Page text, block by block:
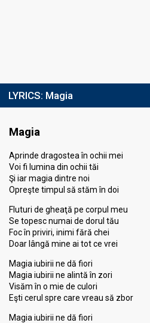
LYRICS: Magia
Magia
Aprinde dragostea în ochii mei
Voi fi lumina din ochii tăi
Şi iar magia dintre noi
Opreşte timpul să stăm în doi
Fluturi de gheaţă pe corpul meu
Se topesc numai de dorul tău
Foc în priviri, inimi fără chei
Doar lângă mine ai tot ce vrei
Magia iubirii ne dă fiori
Magia iubirii ne alintă în zori
Visăm în o mie de culori
Eşti cerul spre care vreau să zbor
Magia iubirii ne dă fiori